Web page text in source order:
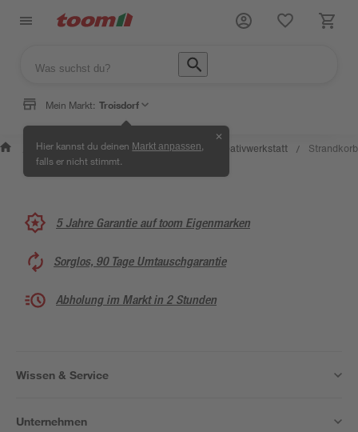
Mein Markt: Troisdorf
Hier kannst du deinen Markt anpassen
falls er nicht stimmt.
✕
Wissen &
Service
/
Selbermachen &
Ratgeber
/ Kreativwerkstatt / Strandkorb
5 Jahre Garantie auf toom Eigenmarken
Sorglos, 90 Tage Umtauschgarantie
Abholung im Markt in 2 Stunden
Wissen & Service
Unternehmen